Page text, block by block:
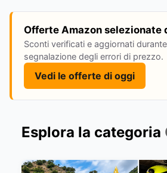
Offerte Amazon selezionate
Sconti verificati e aggiornati
segnalazione degli errori di prezzo.
Vedi le offerte di oggi
Esplora la categoria